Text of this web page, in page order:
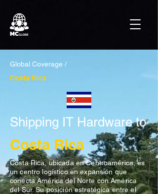
Global Coverage /
Costa Rica
Shipping IT Hardware to
Costa Rica
Costa Rica, ubicada en Centroamérica, es
un centro logístico en expansión que
conecta América del Norte con América
del Sur. Su posición estratégica entre el